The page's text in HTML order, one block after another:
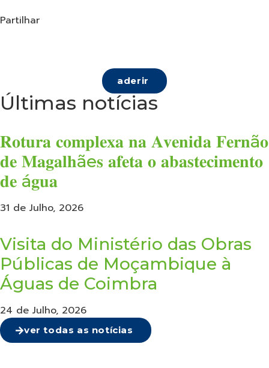
Partilhar
aderir
Últimas notícias
𝐑𝐨𝐭𝐮𝐫𝐚 𝐜𝐨𝐦𝐩𝐥𝐞𝐱𝐚 𝐧𝐚 𝐀𝐯𝐞𝐧𝐢𝐝𝐚 𝐅𝐞𝐫𝐧ã𝐨
𝐝𝐞 𝐌𝐚𝐠𝐚𝐥𝐡ãe𝐬 𝐚𝐟𝐞𝐭𝐚 𝐨 𝐚𝐛𝐚𝐬𝐭𝐞𝐜𝐢𝐦𝐞𝐧𝐭𝐨
𝐝𝐞 á𝐠𝐮𝐚
31 de Julho, 2026
Visita do Ministério das Obras
Públicas de Moçambique à
Águas de Coimbra
24 de Julho, 2026
ver todas as notícias